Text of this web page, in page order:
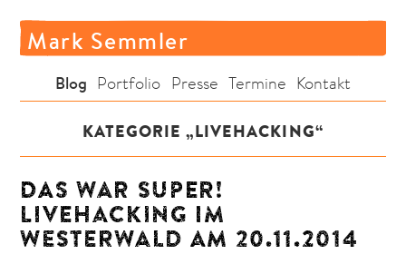
Mark Semmler
Blog Portfolio Presse Termine Kontakt
KATEGORIE „LIVEHACKING“
DAS WAR SUPER!
LIVEHACKING IM
WESTERWALD AM 20.11.2014